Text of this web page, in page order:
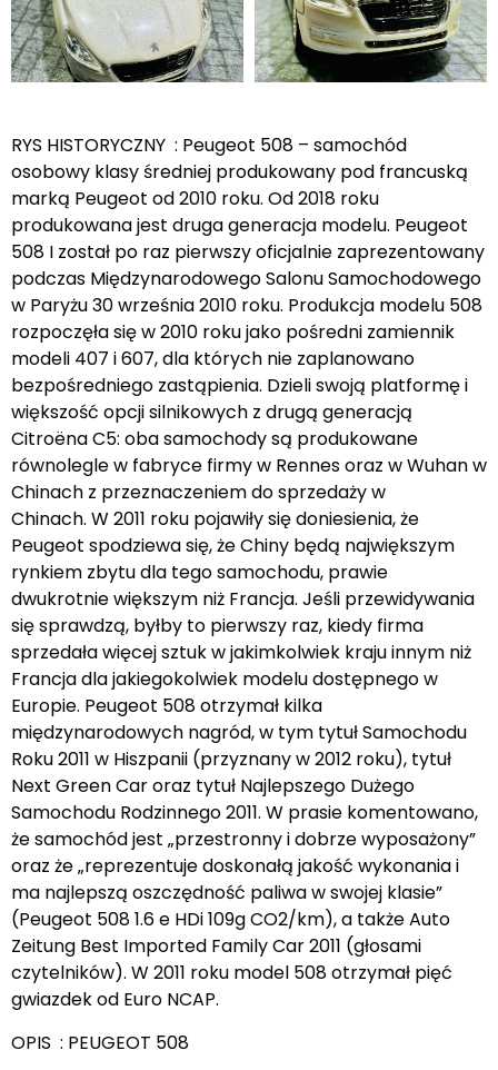
RYS HISTORYCZNY : Peugeot 508 – samochód
osobowy klasy średniej produkowany pod francuską
marką Peugeot od 2010 roku. Od 2018 roku
produkowana jest druga generacja modelu. Peugeot
508 I został po raz pierwszy oficjalnie zaprezentowany
podczas Międzynarodowego Salonu Samochodowego
w Paryżu 30 września 2010 roku. Produkcja modelu 508
rozpoczęła się w 2010 roku jako pośredni zamiennik
modeli 407 i 607, dla których nie zaplanowano
bezpośredniego zastąpienia. Dzieli swoją platformę i
większość opcji silnikowych z drugą generacją
Citroëna C5: oba samochody są produkowane
równolegle w fabryce firmy w Rennes oraz w Wuhan w
Chinach z przeznaczeniem do sprzedaży w
Chinach. W 2011 roku pojawiły się doniesienia, że
Peugeot spodziewa się, że Chiny będą największym
rynkiem zbytu dla tego samochodu, prawie
dwukrotnie większym niż Francja. Jeśli przewidywania
się sprawdzą, byłby to pierwszy raz, kiedy firma
sprzedała więcej sztuk w jakimkolwiek kraju innym niż
Francja dla jakiegokolwiek modelu dostępnego w
Europie. Peugeot 508 otrzymał kilka
międzynarodowych nagród, w tym tytuł Samochodu
Roku 2011 w Hiszpanii (przyznany w 2012 roku), tytuł
Next Green Car oraz tytuł Najlepszego Dużego
Samochodu Rodzinnego 2011. W prasie komentowano,
że samochód jest „przestronny i dobrze wyposażony”
oraz że „reprezentuje doskonałą jakość wykonania i
ma najlepszą oszczędność paliwa w swojej klasie”
(Peugeot 508 1.6 e HDi 109g CO2/km), a także Auto
Zeitung Best Imported Family Car 2011 (głosami
czytelników). W 2011 roku model 508 otrzymał pięć
gwiazdek od Euro NCAP.
OPIS : PEUGEOT 508